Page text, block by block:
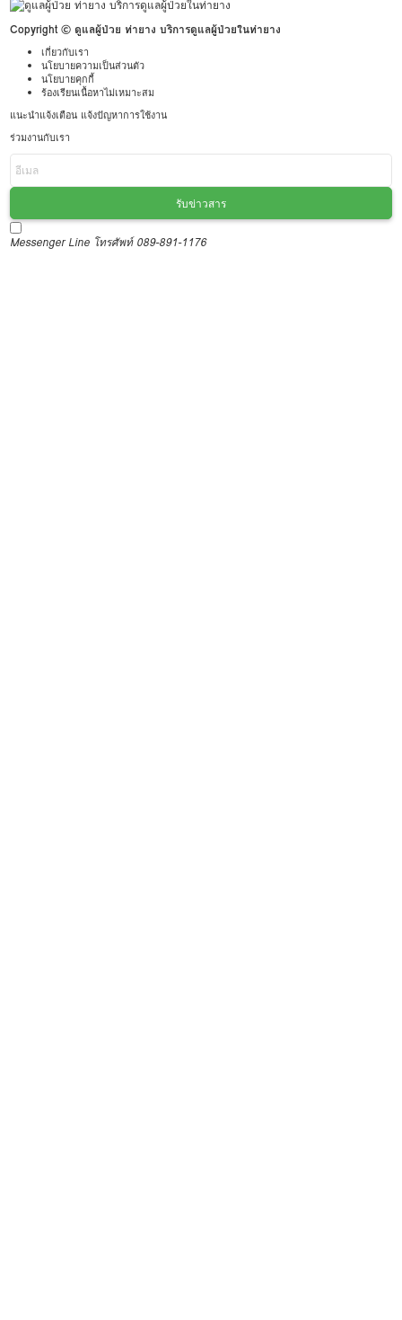
Copyright © ดูแลผู้ป่วย ท่ายาง บริการดูแลผู้ป่วยในท่ายาง
เกี่ยวกับเรา
นโยบายความเป็นส่วนตัว
นโยบายคุกกี้
ร้องเรียนเนื้อหาไม่เหมาะสม
แนะนำแจ้งเตือน แจ้งปัญหาการใช้งาน
ร่วมงานกับเรา
รับข่าวสาร
Messenger Line โทรศัพท์ 089-891-1176